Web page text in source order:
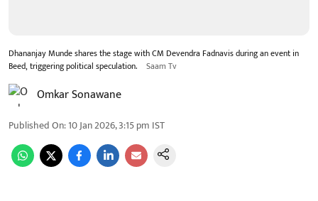
Dhananjay Munde shares the stage with CM Devendra Fadnavis during an event in
Beed, triggering political speculation.
Saam Tv
Omkar Sonawane
Published On:10 Jan 2026, 3:15 pm IST